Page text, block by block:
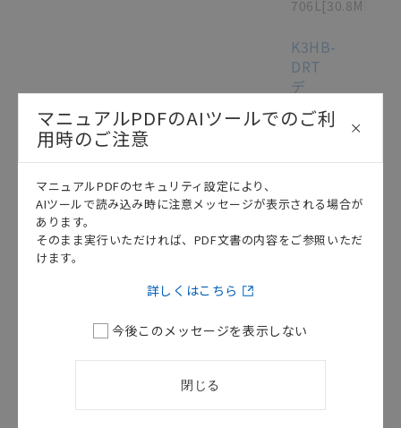
706L [30.8MB]
この資料を選択
テクニカルガイド
K3HB-
DRT
デ
タ
パ
ル
ー
シ
リ
ー
マニュアルPDFのAIツールでのご利
用時のご注意
マニュアルPDFのセキュリティ設定により、
AIツールで読み込み時に注意メッセージが表示される場合が
あります。
そのまま実行いただければ、PDF文書の内容をご参照いただ
けます。
詳しくはこちら
今後このメッセージを表示しない
閉じる